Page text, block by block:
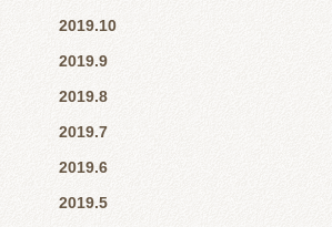
2019.10
2019.9
2019.8
2019.7
2019.6
2019.5